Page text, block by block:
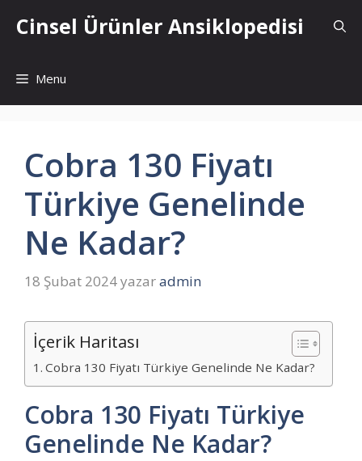
atlaCinsel Ürünler Ansiklopedisi
Menu
Cobra 130 Fiyatı
Türkiye Genelinde
Ne Kadar?
18 Şubat 2024yazaradmin
İçerik Haritası
Cobra 130 Fiyatı Türkiye Genelinde Ne Kadar?
Cobra 130 Fiyatı Türkiye
Genelinde Ne Kadar?